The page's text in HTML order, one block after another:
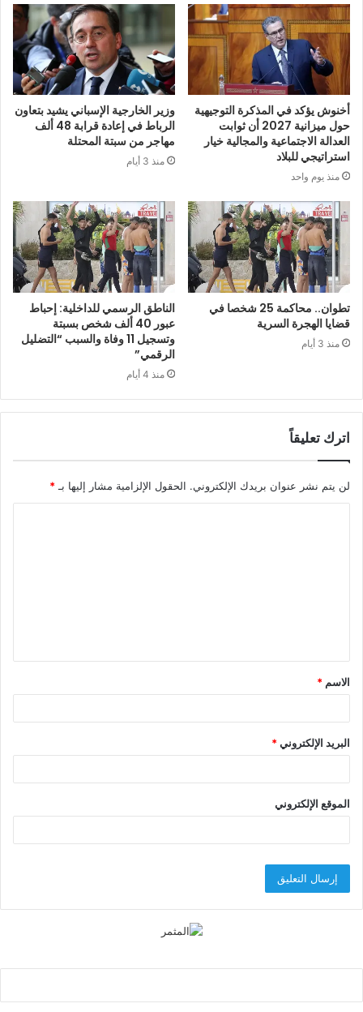
أخنوش يؤكد في المذكرة التوجيهية
حول ميزانية 2027 أن ثوابت
العدالة الاجتماعية والمجالية خيار
استراتيجي للبلاد
منذ يوم واحد
وزير الخارجية الإسباني يشيد بتعاون
الرباط في إعادة قرابة 48 ألف
مهاجر من سبتة المحتلة
منذ 3 أيام
تطوان.. محاكمة 25 شخصا في
قضايا الهجرة السرية
منذ 3 أيام
الناطق الرسمي للداخلية: إحباط
عبور 40 ألف شخص بسبتة
وتسجيل 11 وفاة والسبب “التضليل
الرقمي”
منذ 4 أيام
اترك تعليقاً
لن يتم نشر عنوان بريدك الإلكتروني. الحقول الإلزامية مشار إليها بـ *
ق
*
الاسم *
البريد الإلكتروني*
الموقع الإلكتروني